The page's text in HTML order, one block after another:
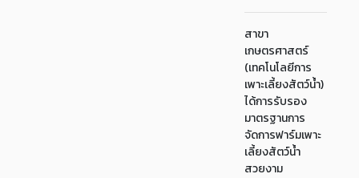
สาขา
เกษตรศาสตร์
(เทคโนโลยีการ
เพาะเลี้ยงสัตว์น้ำ)
ได้การรับรอง
มาตรฐานการ
จัดการฟาร์มเพาะ
เลี้ยงสัตว์น้ำ
สวยงาม